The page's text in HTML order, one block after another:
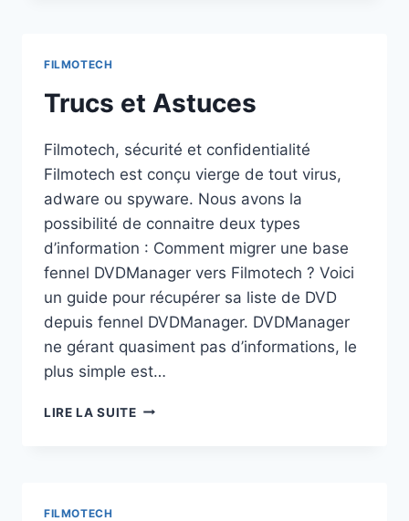
FILMOTECH
Trucs et Astuces
Filmotech, sécurité et confidentialité
Filmotech est conçu vierge de tout virus,
adware ou spyware. Nous avons la
possibilité de connaitre deux types
d’information : Comment migrer une base
fennel DVDManager vers Filmotech ? Voici
un guide pour récupérer sa liste de DVD
depuis fennel DVDManager. DVDManager
ne gérant quasiment pas d’informations, le
plus simple est…
LIRE LA SUITETRUCS
FILMOTECH